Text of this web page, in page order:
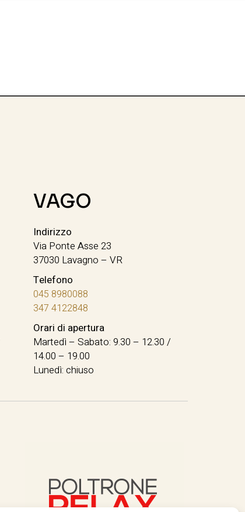
VAGO
Indirizzo
Via Ponte Asse 23
37030 Lavagno – VR
Telefono
045 8980088
347 4122848
Orari di apertura
Martedì – Sabato: 9.30 – 12.30 /
14.00 – 19.00
Lunedì: chiuso